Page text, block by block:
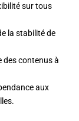
sur tous
la stabilité de
des contenus à
aux